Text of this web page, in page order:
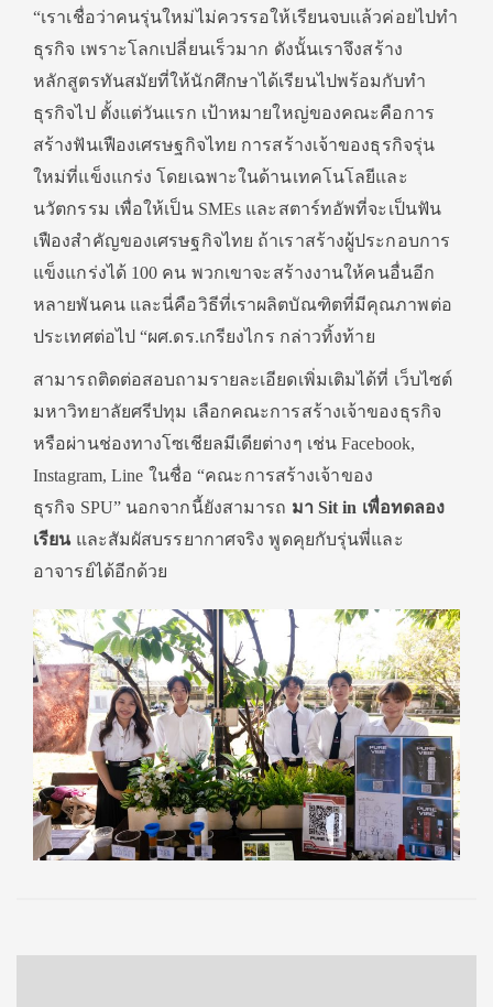
“เราเชื่อว่าคนรุ่นใหม่ไม่ควรรอให้เรียนจบแล้วค่อยไปทำ
ธุรกิจ เพราะโลกเปลี่ยนเร็วมาก ดังนั้นเราจึงสร้าง
หลักสูตรทันสมัยที่ให้นักศึกษาได้เรียนไปพร้อมกับทำ
ธุรกิจไป ตั้งแต่วันแรก เป้าหมายใหญ่ของคณะคือการ
สร้างฟันเฟืองเศรษฐกิจไทย การสร้างเจ้าของธุรกิจรุ่น
ใหม่ที่แข็งแกร่ง โดยเฉพาะในด้านเทคโนโลยีและ
นวัตกรรม เพื่อให้เป็น SMEs และสตาร์ทอัพที่จะเป็นฟัน
เฟืองสำคัญของเศรษฐกิจไทย ถ้าเราสร้างผู้ประกอบการ
แข็งแกร่งได้ 100 คน พวกเขาจะสร้างงานให้คนอื่นอีก
หลายพันคน และนี่คือวิธีที่เราผลิตบัณฑิตที่มีคุณภาพต่อ
ประเทศต่อไป “ผศ.ดร.เกรียงไกร กล่าวทิ้งท้าย
สามารถติดต่อสอบถามรายละเอียดเพิ่มเติมได้ที่ เว็บไซต์
มหาวิทยาลัยศรีปทุม เลือกคณะการสร้างเจ้าของธุรกิจ
หรือผ่านช่องทางโซเชียลมีเดียต่างๆ เช่น Facebook,
Instagram, Line ในชื่อ “คณะการสร้างเจ้าของ
ธุรกิจ SPU” นอกจากนี้ยังสามารถ มา Sit in เพื่อทดลอง
เรียนและสัมผัสบรรยากาศจริง พูดคุยกับรุ่นพี่และ
อาจารย์ได้อีกด้วย